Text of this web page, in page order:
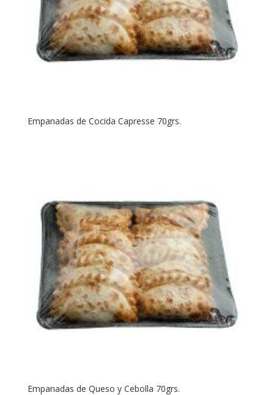
Empanadas de Cocida Capresse 70grs.
Empanadas de Queso y Cebolla 70grs.